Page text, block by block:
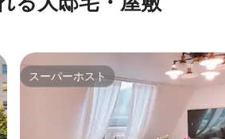
スーパーホスト
スーパーホスト